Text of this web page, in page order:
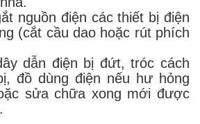
điện các thiết bị điện
(cắt cầu dao hoặc rút phích
điện bị đứt, tróc cách
đồ dùng điện nếu hư hỏng
sửa chữa xong mới được